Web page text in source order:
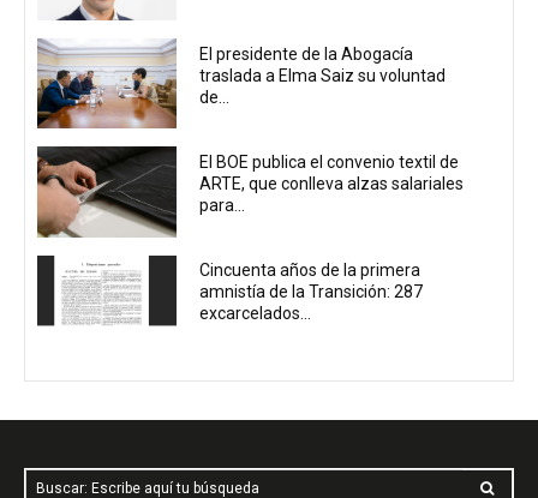
El presidente de la Abogacía
traslada a Elma Saiz su voluntad
de...
El BOE publica el convenio textil de
ARTE, que conlleva alzas salariales
para...
Cincuenta años de la primera
amnistía de la Transición: 287
excarcelados...
Buscar: Escribe aquí tu búsqueda